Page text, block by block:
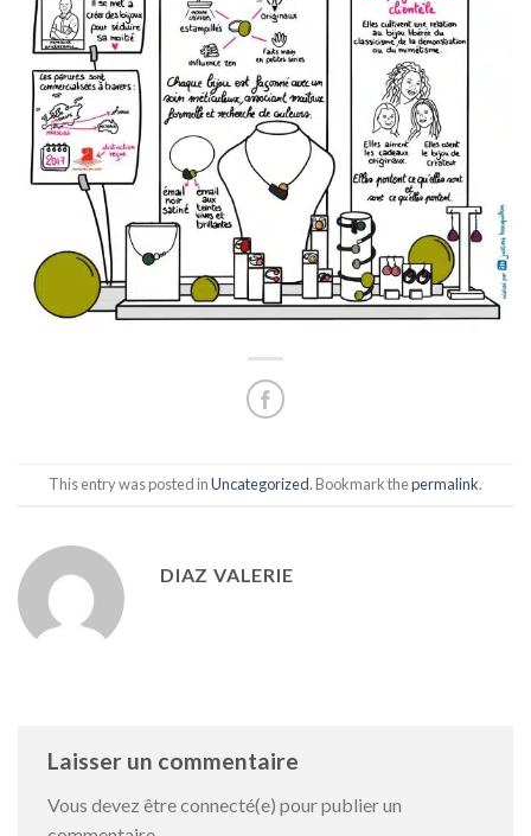
This entry was posted inUncategorized. Bookmark thepermalink.
DIAZ VALERIE
Laisser un commentaire
Vous devez être connecté(e) pour publier un